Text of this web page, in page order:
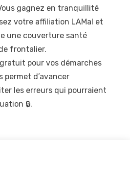
gagnez en tranquillité
votre affiliation LAMal et
une couverture santé
frontalier.
pour vos démarches
permet d’avancer
les erreurs qui pourraient
🔒.